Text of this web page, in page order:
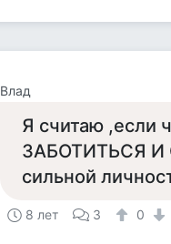
Влад
Я считаю ,если
ЗАБОТИТЬСЯ И
сильной
8 лет 3 0